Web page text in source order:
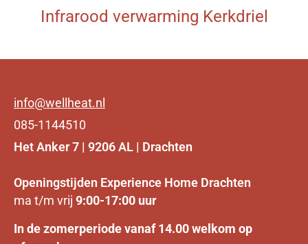
Infrarood verwarming Kerkdriel
info@wellheat.nl
085-1144510
Het Anker 7 | 9206 AL | Drachten
Openingstijden Experience Home Drachten
ma t/m vrij 9:00-17:00 uur
In de zomerperiode vanaf 14.00 welkom op